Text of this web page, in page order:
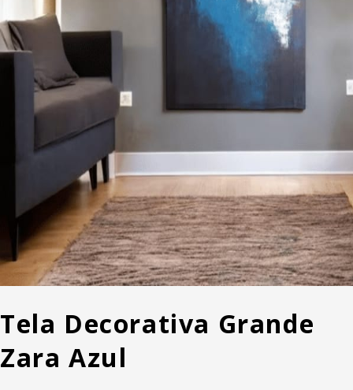
Tela Decorativa Grande
Zara Azul